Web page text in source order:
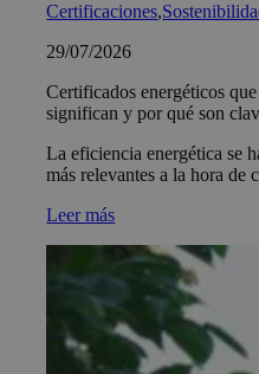
Certificaciones,
29/07/2026
Certificados energéticos
significan y por qué son
La eficiencia energética se
más relevantes a la hora de
Leer más